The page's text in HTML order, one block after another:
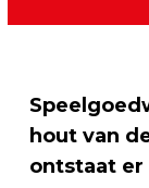
hout van
ontstaat